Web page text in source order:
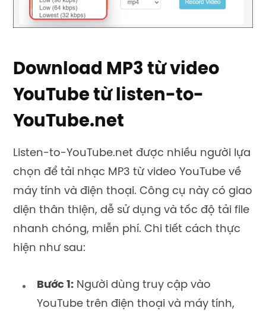
Download MP3 từ video
YouTube từ listen-to-
YouTube.net
Listen-to-YouTube.net được nhiều người lựa
chọn để tải nhạc MP3 từ video YouTube về
máy tính và điện thoại. Công cụ này có giao
diện thân thiện, dễ sử dụng và tốc độ tải file
nhanh chóng, miễn phí. Chi tiết cách thực
hiện như sau:
Bước 1: Người dùng truy cập vào
YouTube trên điện thoại và máy tính,